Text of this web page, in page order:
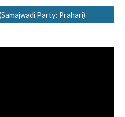
Party: Prahari)